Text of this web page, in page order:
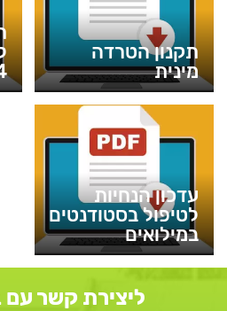
תקנון הטרדה
מינית
עדכון הנחיות
לטיפול בסטודנטים
במילואים
ליצירת קשר